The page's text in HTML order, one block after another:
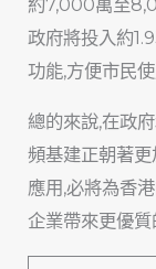
約7,000萬至
政府將投入約
功能,方便市民
總的來說,在政
頻基建正朝著
應用,必將為香
企業帶來更優質